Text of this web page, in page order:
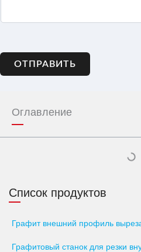
ОТПРАВИТЬ
Оглавление
Список продуктов
Графит внешний профиль
Графитовый станок для резки